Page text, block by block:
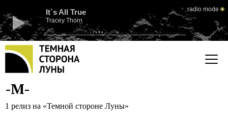
It`s All True
Tracey Thorn
radio mode
-M-
1 релиз на «Темной стороне Луны»